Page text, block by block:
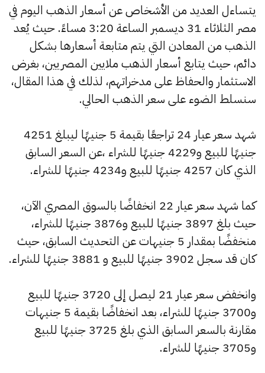
يتساءل العديد من الأشخاص عن أسعار الذهب اليوم في
مصر الثلاثاء 31 ديسمبر الساعة 3:20 مساءً. حيث يُعد
الذهب من المعادن التي يتم متابعة أسعارها بشكل
دائم، حيث يتابع أسعار الذهب ملايين المصريين، بغرض
الاستثمار والحفاظ على مدخراتهم، لذلك في هذا المقال،
سنسلط الضوء على سعر الذهب الحالي.
شهد سعر عيار 24 تراجعًا بقيمة 5 جنيهًا ليبلغ 4251
جنيهًا للبيع و4229 جنيهًا للشراء ،عن السعر السابق
الذي كان 4257 جنيهًا للبيع و4234 جنيهًا للشراء.
كما شهد سعر عيار 22 انخفاضًا بالسوق المصري الآن،
حيث بلغ 3897 جنيهًا للبيع و3876 جنيهًا للشراء،
منخفضًا بمقدار 5 جنيهات عن التحديث السابق، حيث
كان قد سجل 3902 جنيهًا للبيع و 3881 جنيهًا للشراء.
وانخفض سعر عيار 21 ليصل إلى 3720 جنيهًا للبيع
و3700 جنيهًا للشراء، بعد انخفاضًا بقيمة 5 جنيهات
مقارنة بالسعر السابق الذي بلغ 3725 جنيهًا للبيع
و3705 جنيهًا للشراء.